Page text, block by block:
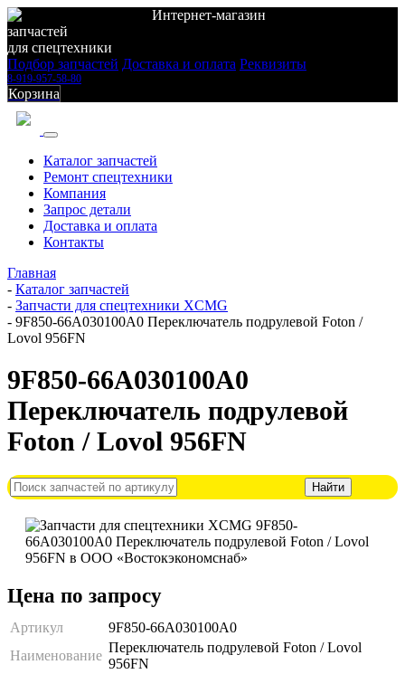
Интернет-магазин
запчастей
для спецтехники
Подбор запчастей Доставка и оплата Реквизиты
8-919-957-58-80
Корзина
Каталог запчастей
Ремонт спецтехники
Компания
Запрос детали
Доставка и оплата
Контакты
Главная
- Каталог запчастей
- Запчасти для спецтехники XCMG
- 9F850-66A030100A0 Переключатель подрулевой Foton /
Lovol 956FN
9F850-66A030100A0
Переключатель подрулевой
Foton / Lovol 956FN
Цена по запросу
Артикул
9F850-66A030100A0
Наименование
Переключатель подрулевой Foton / Lovol
956FN